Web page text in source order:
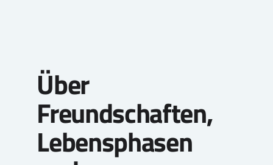
Über
Freundschaften,
Lebensphasen